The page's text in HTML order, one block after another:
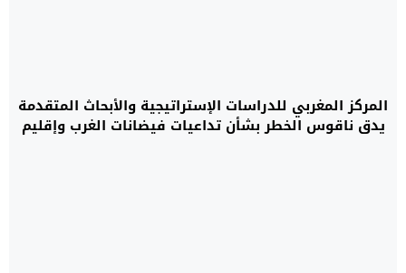
المركز المغربي للدراسات الإستراتيجية والأبحاث المتقدمة
يدق ناقوس الخطر بشأن تداعيات فيضانات الغرب وإقليم